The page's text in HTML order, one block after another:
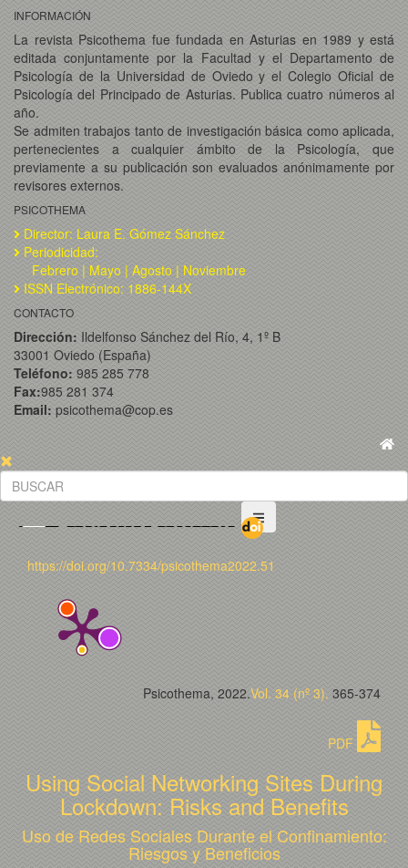
INFORMACIÓN
La revista Psicothema fue fundada en Asturias en 1989 y está
editada conjuntamente por la Facultad y el Departamento de
Psicología de la Universidad de Oviedo y el Colegio Oficial de
Psicología del Principado de Asturias. Publica cuatro números al
año.
Se admiten trabajos tanto de investigación básica como aplicada,
pertenecientes a cualquier ámbito de la Psicología, que
previamente a su publicación son evaluados anónimamente por
revisores externos.
PSICOTHEMA
Director: Laura E. Gómez Sánchez
Periodicidad:
Febrero | Mayo | Agosto | Noviembre
ISSN Electrónico: 1886-144X
CONTACTO
Dirección: Ildelfonso Sánchez del Río, 4, 1º B
33001 Oviedo (España)
Teléfono: 985 285 778
Fax:985 281 374
Email: psicothema@cop.es
https://doi.org/10.7334/psicothema2022.51
Psicothema, 2022.Vol. 34 (nº 3). 365-374
PDF
Using Social Networking Sites During
Lockdown: Risks and Benefits
Uso de Redes Sociales Durante el Confinamiento:
Riesgos y Beneficios